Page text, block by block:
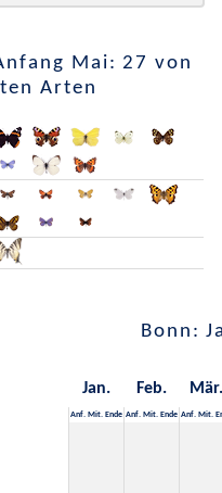
Mai: 27 von
Arten
Bonn:
Jan. Feb. Mär.
Anf. Mit. Ende Anf. Mit. Ende Anf. Mit.